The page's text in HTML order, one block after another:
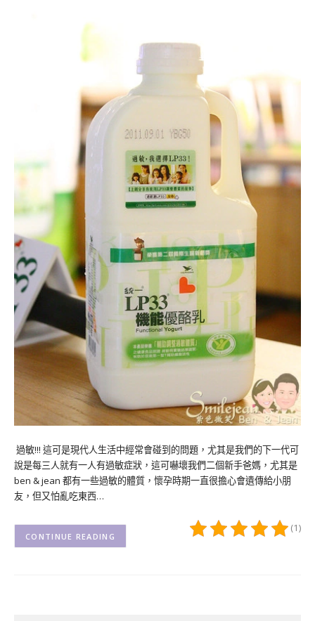
過敏!!! 這可是現代人生活中經常會碰到的問題，尤其是我們的下一代可
說是每三人就有一人有過敏症狀，這可嚇壞我們二個新手爸媽，尤其是
ben & jean 都有一些過敏的體質，懷孕時期一直很擔心會遺傳給小朋
友，但又怕亂吃東西…
(1)
CONTINUE READING